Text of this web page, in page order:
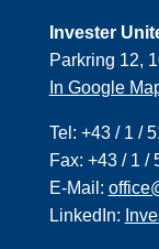
Invester
Parkring 12,
In Google
Tel: +43 / 1 /
Fax: +43 / 1 /
E-Mail:
LinkedIn: